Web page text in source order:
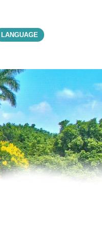
LANGUAGE